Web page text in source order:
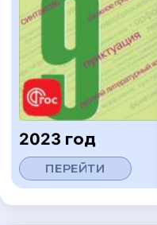
2023 год
ПЕРЕЙТИ